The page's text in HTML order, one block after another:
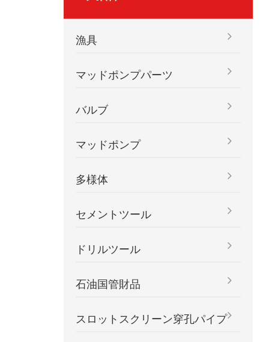
漁具
マッドポンプパーツ
バルブ
マッドポンプ
多様体
セメントツール
ドリルツール
石油国管財品
スロットスクリーン穿孔パイプ